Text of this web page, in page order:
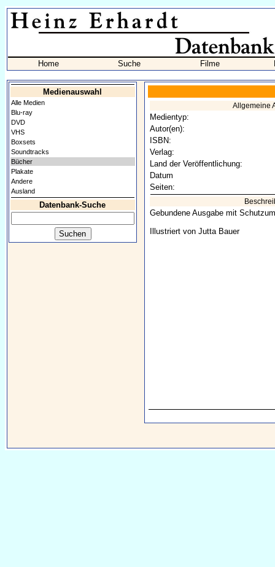
Home Suche Filme
Medienauswahl
Alle Medien
Blu-ray
DVD
VHS
Boxsets
Soundtracks
Bücher
Plakate
Andere
Ausland
Datenbank-Suche
Allgemeine
Medientyp:
Autor(en):
ISBN:
Verlag:
Land der Veröffentlichung:
Datum
Seiten:
Gebundene Ausgabe mit
Illustriert von Jutta Bauer